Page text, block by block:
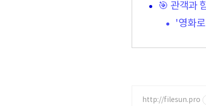
🎯 관객과
'영화
http://filesun.pro